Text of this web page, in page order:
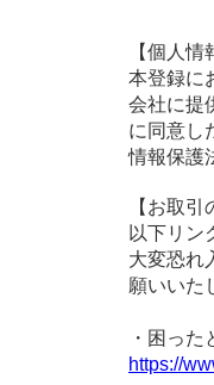
【個人情
本登録に
会社に提
に同意し
情報保護
【お取
以下リン
大変恐れ
願いいた
・困った
https://